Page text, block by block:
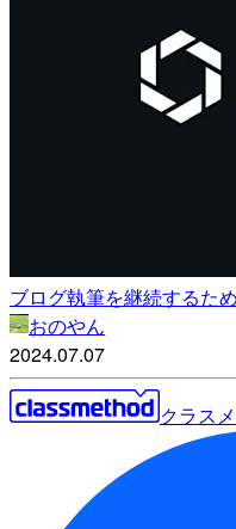
ブログ執筆を継続するた
おのやん
2024.07.07
クラス